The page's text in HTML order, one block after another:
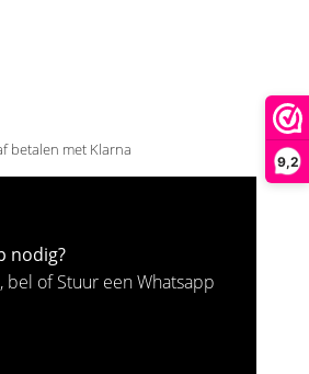
9,2
betalen met Klarna
nodig?
bel of Stuur een Whatsapp